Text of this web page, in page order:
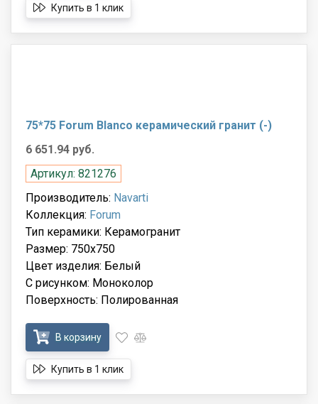
Купить в 1 клик
75*75 Forum Blanco керамический гранит (-)
6 651.94 руб.
Артикул: 821276
Производитель: Navarti
Коллекция: Forum
Тип керамики: Керамогранит
Размер: 750x750
Цвет изделия: Белый
С рисунком: Моноколор
Поверхность: Полированная
В корзину
Купить в 1 клик